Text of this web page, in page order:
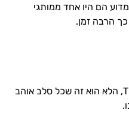
הם היו אחד ממותגי
הרבה זמן.
ידוע ביותר בזכות: The Royal Oak, הלא הוא זה שכל סלב אוהב